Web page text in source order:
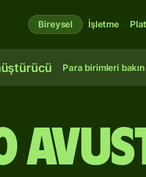
Bireysel İşletme
Para birimleri bakın